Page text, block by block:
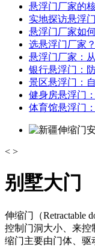
悬浮门厂家的
实地探访悬浮
悬浮门厂家如
选悬浮门厂家
悬浮门厂家：
银行悬浮门：
景区悬浮门：
健身房悬浮门
体育馆悬浮门
< >
别墅大门
伸缩门（Retractable
控制门洞大小、来控
缩门主要由门体、驱